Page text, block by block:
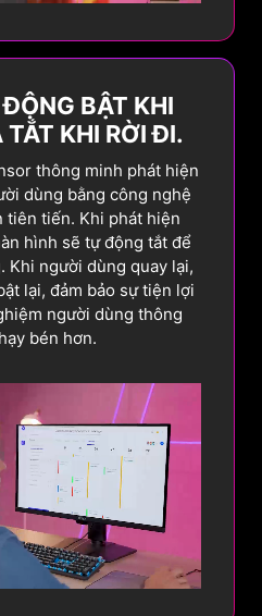
BẬT KHI
TẮT KHI RỜI ĐI.
thông minh phát hiện
dùng bằng công nghệ
tiên tiến. Khi phát hiện
hình sẽ tự động tắt để
Khi người dùng quay lại,
lại, đảm bảo sự tiện lợi
người dùng thông
bén hơn.
Mới
thêm
tĩnh
phát hiện có
thời gian
nó sẽ tự động
độ sáng.